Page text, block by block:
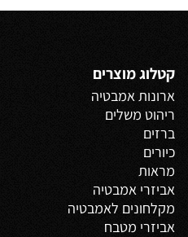
קטלוג מוצרים
ארונות אמבטיה
ריהוט משלים
ברזים
כיורים
מראות
אביזרי אמבטיה
מקלחונים לאמבטיה
אביזרי מטבח